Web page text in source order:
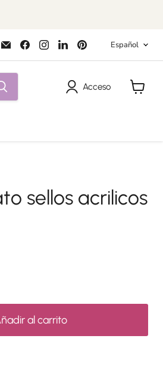
Encuéntrenos
en
Correo
electrónico
Encuéntrenos
en
Facebook
Encuéntrenos
en
Instagram
Encuéntrenos
en
LinkedIn
Encuéntrenos
Pinterest
Idioma
Español
Acceso
sellos acrilicos
al carrito